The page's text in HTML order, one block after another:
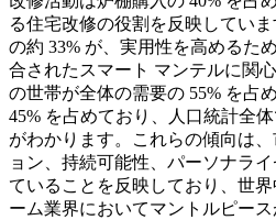
る住宅改修の役割を反映してい
の約 33% が、実用性を高めるた
合されたスマート マンテルに関
の世帯が全体の需要の 55% を占
45% を占めており、人口統計全
がわかります。これらの傾向は
ョン、持続可能性、パーソナラ
ていることを反映しており、世
ーム業界においてマントルピー